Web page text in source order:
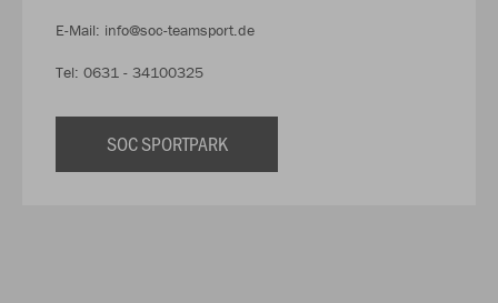
E-Mail: info@soc-teamsport.de
Tel: 0631 - 34100325
SOC SPORTPARK